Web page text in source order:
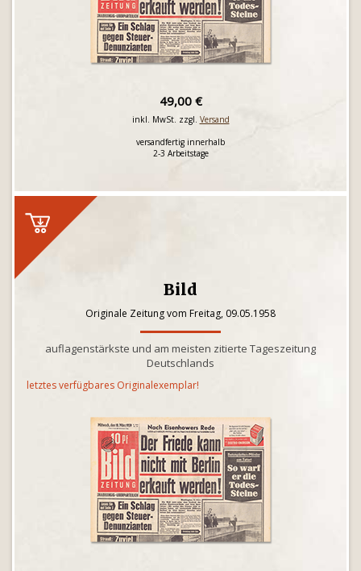
49,00 €
inkl. MwSt. zzgl. Versand
versandfertig innerhalb
2-3 Arbeitstage
Bild
Originale Zeitung vom Freitag, 09.05.1958
auflagenstärkste und am meisten zitierte Tageszeitung
Deutschlands
letztes verfügbares Originalexemplar!